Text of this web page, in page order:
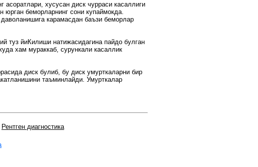
асоратлари, хусусан диск чурраси касаллиги
беморларнинг сони купаймокда.
карамасдан баъзи беморлар
туз йиКилиши натижасидагина пайдо булган
хам мураккаб, сурункали касаллик
диск булиб, бу диск умурткаларни бир
таъминлайди. Умурткалар
Рентген диагностика